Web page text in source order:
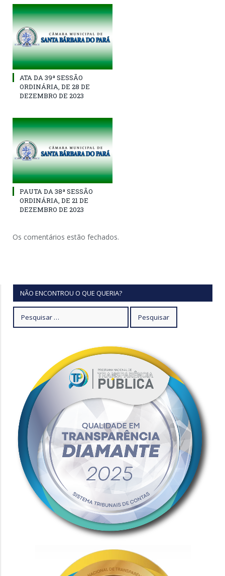
ATA DA 39ª SESSÃO
ORDINÁRIA, DE 28 DE
DEZEMBRO DE 2023
PAUTA DA 38ª SESSÃO
ORDINÁRIA, DE 21 DE
DEZEMBRO DE 2023
Os comentários estão fechados.
NÃO ENCONTROU O QUE QUERIA?